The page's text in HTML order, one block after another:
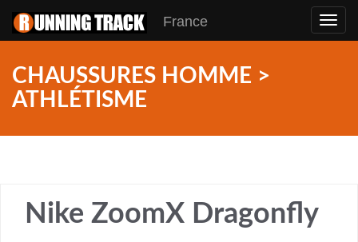
France
CHAUSSURES HOMME >
ATHLÉTISME
Nike ZoomX Dragonfly